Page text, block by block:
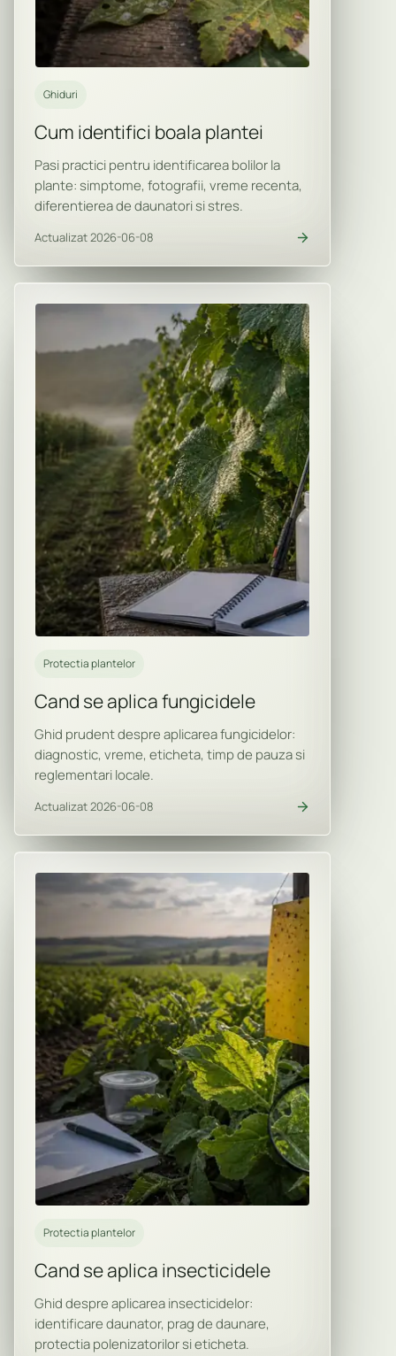
Ghiduri
Cum identifici boala plantei
Pasi practici pentru identificarea bolilor la
plante: simptome, fotografii, vreme recenta,
diferentierea de daunatori si stres.
Actualizat 2026-06-08
Protectia plantelor
Cand se aplica fungicidele
Ghid prudent despre aplicarea fungicidelor:
diagnostic, vreme, eticheta, timp de pauza si
reglementari locale.
Actualizat 2026-06-08
Protectia plantelor
Cand se aplica insecticidele
Ghid despre aplicarea insecticidelor:
identificare daunator, prag de daunare,
protectia polenizatorilor si eticheta.